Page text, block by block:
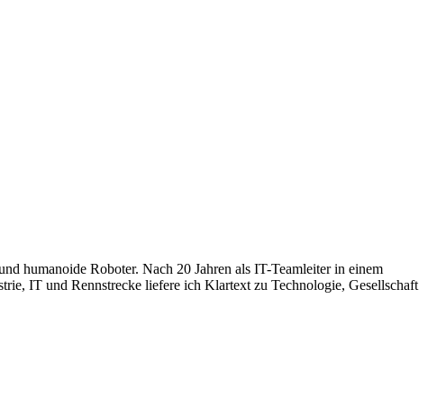
humanoide Roboter. Nach 20 Jahren als IT-Teamleiter in einem
IT und Rennstrecke liefere ich Klartext zu Technologie, Gesellschaft